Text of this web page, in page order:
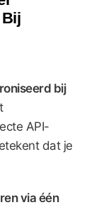
bij
API-
dat je
via één